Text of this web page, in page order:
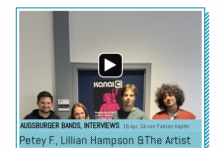
Audio-
Player
AUGSBURGER BANDS, INTERVIEWS 16.Apr. 24 von Fabian Kapfer
Petey F., Lillian Hampson &The Artist